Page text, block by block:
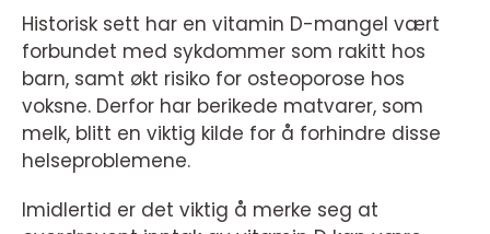
Historisk sett har en vitamin D-mangel vært
forbundet med sykdommer som rakitt hos
barn, samt økt risiko for osteoporose hos
voksne. Derfor har berikede matvarer, som
melk, blitt en viktig kilde for å forhindre disse
helseproblemene.
Imidlertid er det viktig å merke seg at